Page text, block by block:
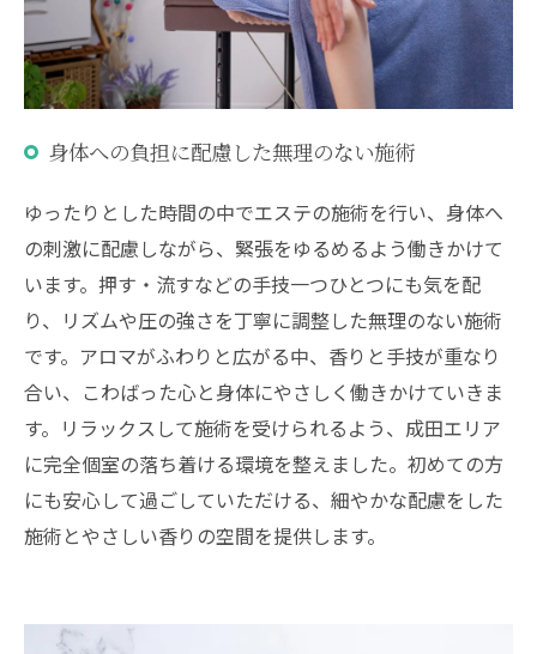
身体への負担に配慮した無理のない施術
ゆったりとした時間の中でエステの施術を行い、身体へ
の刺激に配慮しながら、緊張をゆるめるよう働きかけて
います。押す・流すなどの手技一つひとつにも気を配
り、リズムや圧の強さを丁寧に調整した無理のない施術
です。アロマがふわりと広がる中、香りと手技が重なり
合い、こわばった心と身体にやさしく働きかけていきま
す。リラックスして施術を受けられるよう、成田エリア
に完全個室の落ち着ける環境を整えました。初めての方
にも安心して過ごしていただける、細やかな配慮をした
施術とやさしい香りの空間を提供します。